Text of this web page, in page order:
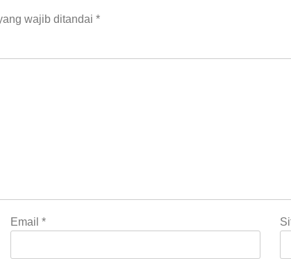
wajib ditandai *
Email*